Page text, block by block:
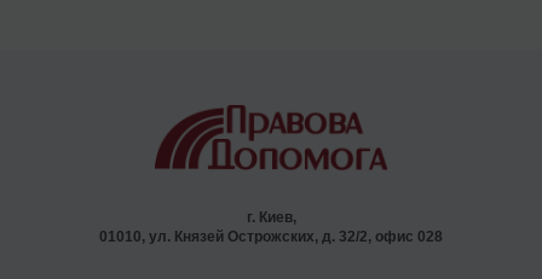
г. Киев,
01010, ул. Князей Острожских, д. 32/2, офис 028